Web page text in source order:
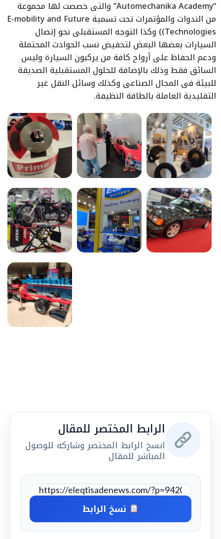
“Automechanika Academy” والتى خصصت لها مجموعة
من الندوات والمؤتمرات تحت تسمية E-mobility and Future
Technologies)) وكذا التوجه المستقبلى نحو إتصال
السيارات بعضها البعض لتخفيض نسب الحوادث المحتملة
ودعم الحفاظ على أرواح كافة من يركبون السيارة وليس
السائق فقط وذلك بالإضافة للحلول المستقبلية الصديقة
للبيئة فى المجال الصناعى وكذلك وسائل النقل غير
التقليدية العاملة بالطاقة النظيفة.
الرابط المختصر للمقال
انسخ الرابط المختصر وشاركه للوصول
المباشر للمقال
نسخ الرابط